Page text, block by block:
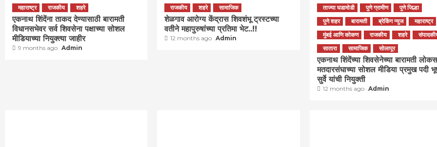
महाराष्ट्र
राजकीय शहरे
एकनाथ शिंदेंना ताकद देण्यासाठी बारामती
विधानसभेवर सर्व शिवसेना पक्षाच्या सोशल
मीडियाच्या नियुक्त्या जाहीर
9 months ago Admin
राजकीय
शहरे सामाजिक
शेळगाव आरोग्य केंद्रास शिवशंभू ट्रस्टच्या
वतीने महापुरुषांच्या प्रतिमा भेट..!!
12 months ago Admin
ताज्या घडामोडी
पुणे ग्रामीण
पुणे जिल्हा
पुणे शहर
बारामती ब्रेकिंग न्युज
महाराष्ट्र
मुंबई आणि कोकण
राजकीय शहरे
सातारा
सामाजिक सोलापूर
एकनाथ शिंदेंच्या शिवसेनेच्या बारामती
मतदारसंघाच्या सोशल मीडिया प्रमुख पदी
सुर्वे यांची नियुक्ती
12 months ago Admin